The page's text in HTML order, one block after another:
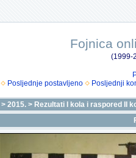
Fojnica
(1999-
Posljednje postavljeno Posljednji
> 2015. > Rezultati I kola i raspored II